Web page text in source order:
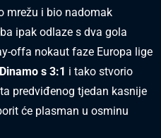
mrežu i bio nadomak
ipak odlaze s dva gola
offa nokaut faze Europa lige
s 3:1 i tako stvorio
predviđenog tjedan kasnije
će plasman u osminu